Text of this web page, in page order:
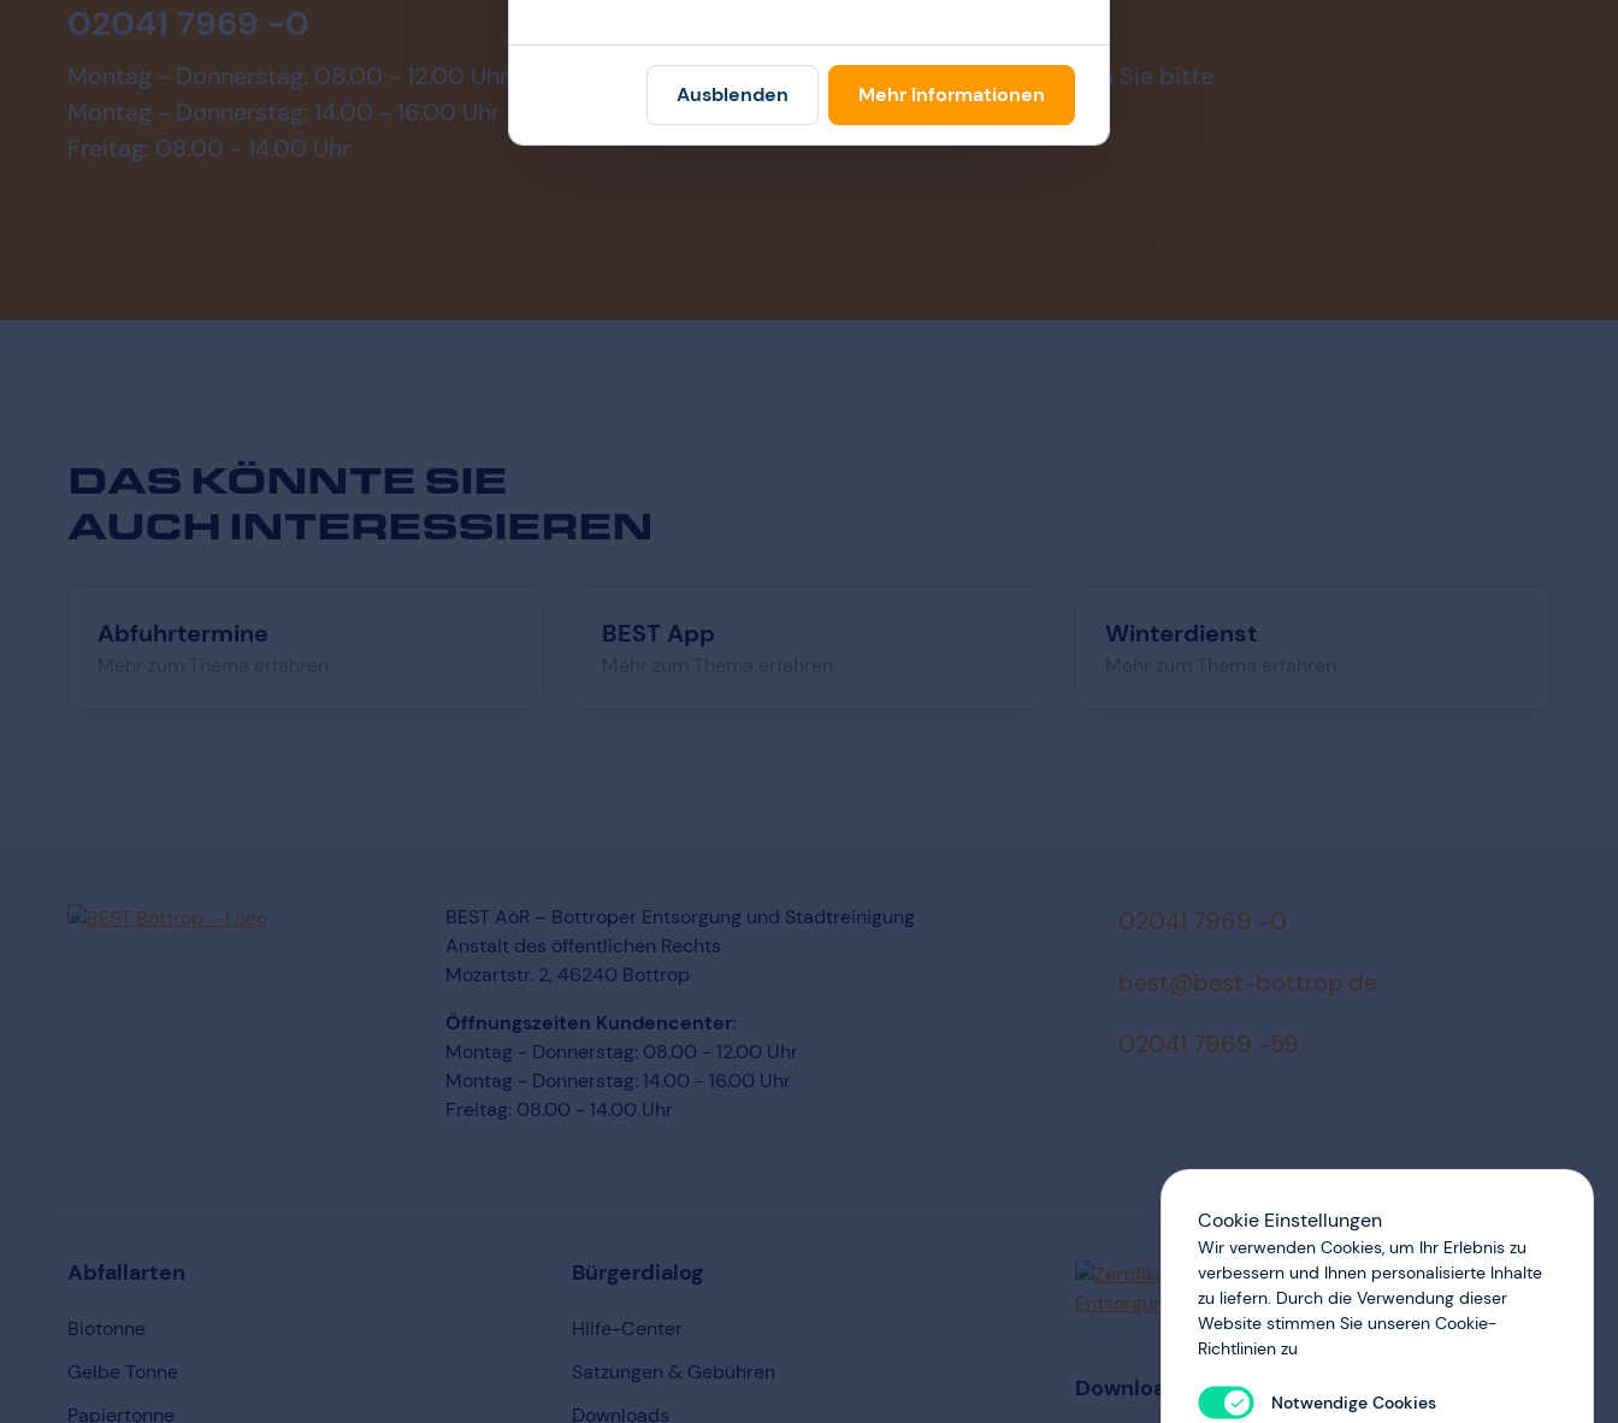
02041 7969 -0
Montag - Donnerstag: 08.00 - 12.00 Uhr
Montag - Donnerstag: 14.00 - 16.00 Uhr
Freitag: 08.00 - 14.00 Uhr
Für alle Anfragen benutzen Sie bitte
unser Kontaktformular.
DAS KÖNNTE SIE
AUCH INTERESSIEREN
Abfuhrtermine BEST App Winterdienst
BEST AöR – Bottroper Entsorgung und Stadtreinigung
Anstalt des öffentlichen Rechts
Mozartstr. 2, 46240 Bottrop
Öffnungszeiten Kundencenter:
Montag - Donnerstag: 08.00 - 12.00 Uhr
Montag - Donnerstag: 14.00 - 16.00 Uhr
Freitag: 08.00 - 14.00 Uhr
02041 7969 -0
ed.porttob-tseb@tseb
02041 7969 -59
Abfallarten
Biotonne
Gelbe Tonne
Papiertonne
Bürgerdialog
Hilfe-Center
Satzungen & Gebühren
Downloads
Downloaden Sie unsere App
Ausblenden Mehr Informationen
Cookie Einstellungen
Wir verwenden Cookies, um Ihr Erlebnis zu
verbessern und Ihnen personalisierte Inhalte
zu liefern. Durch die Verwendung dieser
Website stimmen Sie unseren Cookie-
Richtlinien zu
Notwendige Cookies